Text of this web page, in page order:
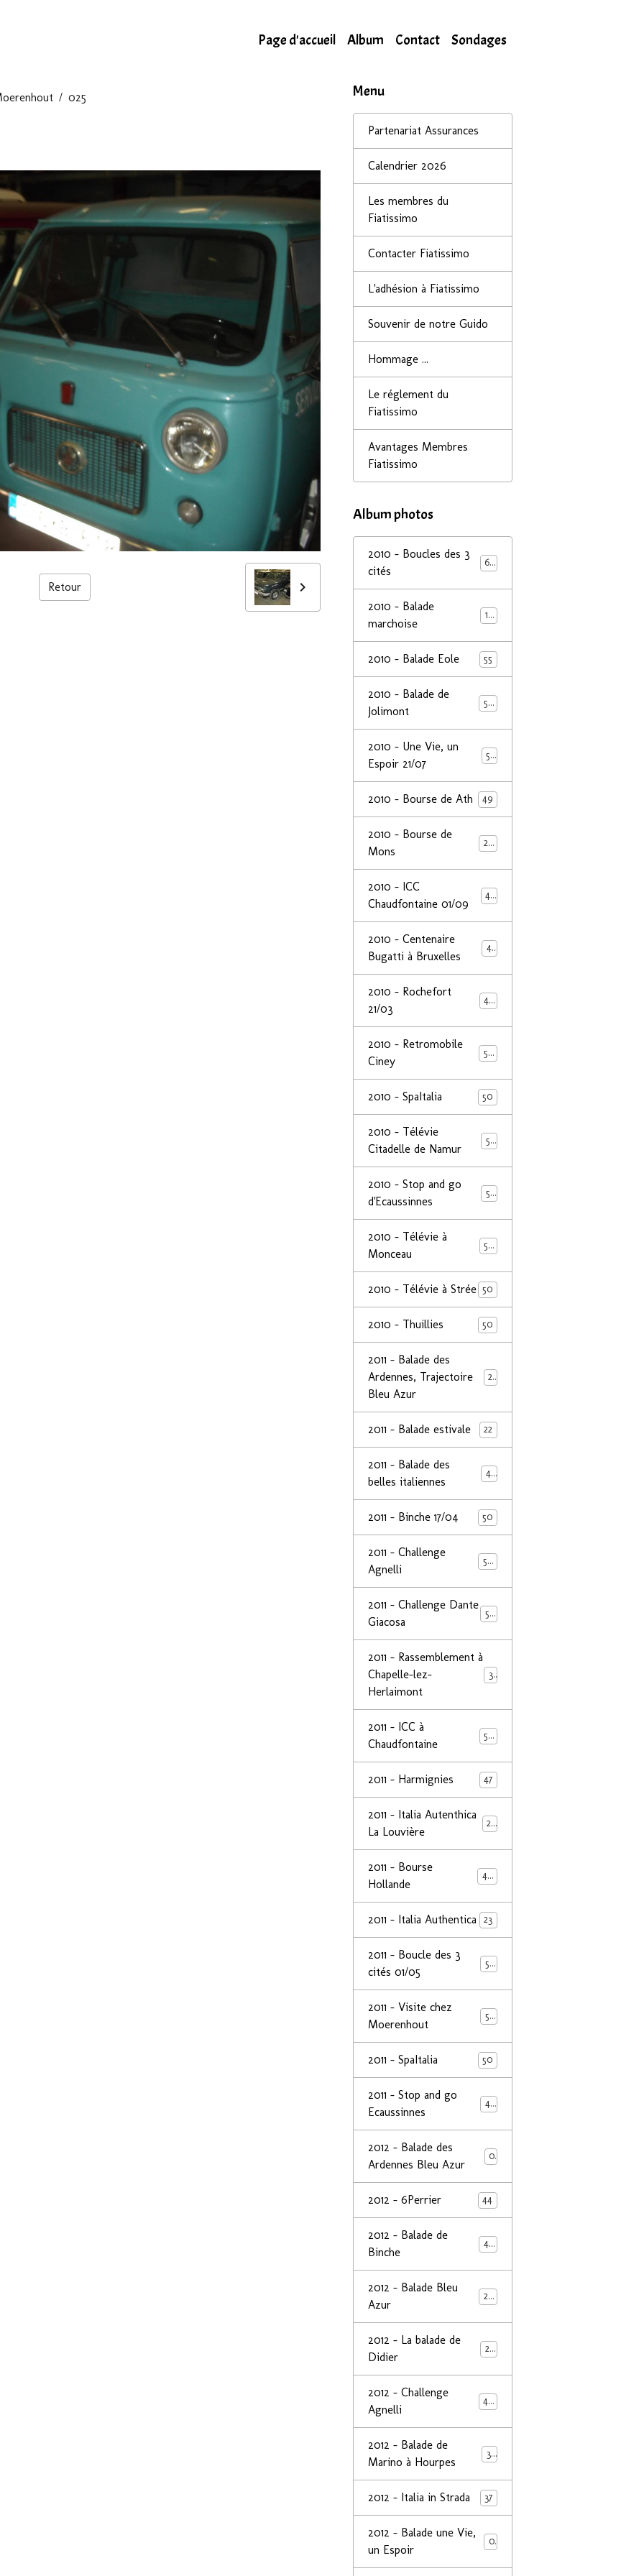
Page d'accueil Album Contact Sondages
025
Retour
Menu
Partenariat Assurances
Calendrier 2026
Les membres du
Fiatissimo
Contacter Fiatissimo
L'adhésion à Fiatissimo
Souvenir de notre Guido
Hommage ...
Le réglement du
Fiatissimo
Avantages Membres
Fiatissimo
Album photos
2010 - Boucles des 3
cités
68
2010 - Balade
marchoise
14
2010 - Balade Eole 55
2010 - Balade de
Jolimont
50
2010 - Une Vie, un
Espoir 21/07
53
2010 - Bourse de Ath 49
2010 - Bourse de
Mons
29
2010 - ICC
Chaudfontaine 01/09
44
2010 - Centenaire
Bugatti à Bruxelles
44
2010 - Rochefort
21/03
47
2010 - Retromobile
Ciney
50
2010 - SpaItalia 50
2010 - Télévie
Citadelle de Namur
50
2010 - Stop and go
d'Ecaussinnes
50
2010 - Télévie à
Monceau
50
2010 - Télévie à Strée 50
2010 - Thuillies 50
2011 - Balade des
Ardennes, Trajectoire
Bleu Azur
24
2011 - Balade estivale 22
2011 - Balade des
belles italiennes
49
2011 - Binche 17/04 50
2011 - Challenge
Agnelli
50
2011 - Challenge Dante
Giacosa
50
2011 - Rassemblement à
Chapelle-lez-
Herlaimont
32
2011 - ICC à
Chaudfontaine
50
2011 - Harmignies 47
2011 - Italia Autenthica
La Louvière
23
2011 - Bourse
Hollande
40
2011 - Italia Authentica 23
2011 - Boucle des 3
cités 01/05
50
2011 - Visite chez
Moerenhout
50
2011 - SpaItalia 50
2011 - Stop and go
Ecaussinnes
44
2012 - Balade des
Ardennes Bleu Azur
0
2012 - 6Perrier 44
2012 - Balade de
Binche
48
2012 - Balade Bleu
Azur
26
2012 - La balade de
Didier
25
2012 - Challenge
Agnelli
44
2012 - Balade de
Marino à Hourpes
39
2012 - Italia in Strada 37
2012 - Balade une Vie,
un Espoir
0